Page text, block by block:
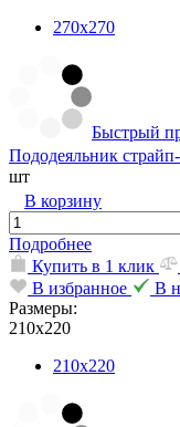
270х270
Быстрый
Пододеяльник
шт
В корзину
Подробнее
Купить в 1 клик
В избранное
В
Размеры:
210х220
210х220